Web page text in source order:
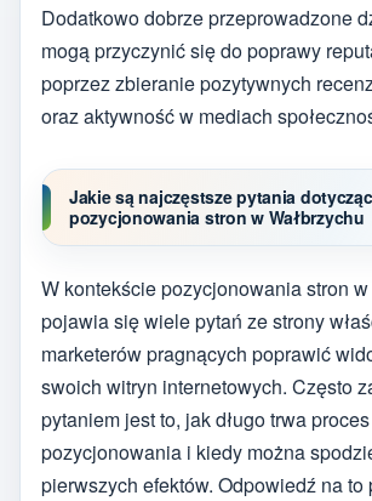
Dodatkowo dobrze przeprowadzone
mogą przyczynić się do poprawy
poprzez zbieranie pozytywnych
oraz aktywność w mediach
Jakie są najczęstsze pytania
pozycjonowania stron w Wałbrzychu
W kontekście pozycjonowania stron w
pojawia się wiele pytań ze strony
marketerów pragnących poprawić
swoich witryn internetowych. Często
pytaniem jest to, jak długo trwa proces
pozycjonowania i kiedy można
pierwszych efektów. Odpowiedź na to